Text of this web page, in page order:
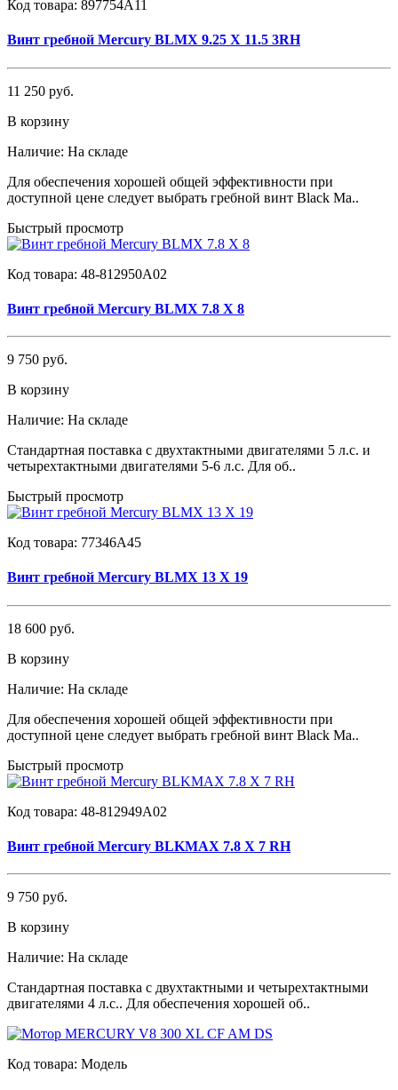
Код товара: 897754A11
Винт гребной Mercury BLMX 9.25 Х 11.5 3RH
11 250 руб.
В корзину
Наличие: На складе
Для обеспечения хорошей общей эффективности при
доступной цене следует выбрать гребной винт Black Ma..
Быстрый просмотр
Код товара: 48-812950А02
Винт гребной Mercury BLMX 7.8 Х 8
9 750 руб.
В корзину
Наличие: На складе
Стандартная поставка с двухтактными двигателями 5 л.с. и
четырехтактными двигателями 5-6 л.с. Для об..
Быстрый просмотр
Код товара: 77346А45
Винт гребной Mercury BLMX 13 Х 19
18 600 руб.
В корзину
Наличие: На складе
Для обеспечения хорошей общей эффективности при
доступной цене следует выбрать гребной винт Black Ma..
Быстрый просмотр
Код товара: 48-812949A02
Винт гребной Mercury BLKMAX 7.8 Х 7 RH
9 750 руб.
В корзину
Наличие: На складе
Стандартная поставка с двухтактными и четырехтактными
двигателями 4 л.с.. Для обеспечения хорошей об..
Код товара: Модель